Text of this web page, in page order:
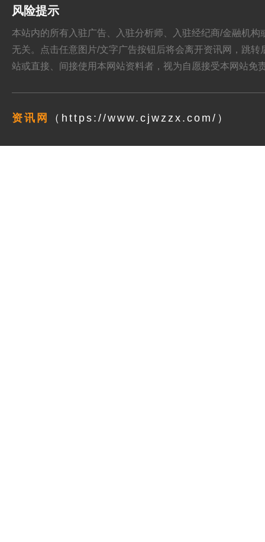
风险提示
本站内的所有入驻广告、入驻分析师、入驻经纪商/金融机
无关。点击任意图片/文字广告按钮后将会离开资讯网，跳
站或直接、间接使用本网站资料者，视为自愿接受本网站免
资讯网 （https://www.cjwzzx.com/）